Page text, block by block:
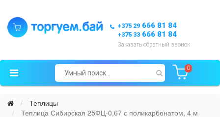
+375 29 666 81 84
+375 33 666 81 84
Заказать обратный звонок
0
Теплицы
Теплица Сибирская 25ФЦ-0,67 с поликарбонатом, 4 м